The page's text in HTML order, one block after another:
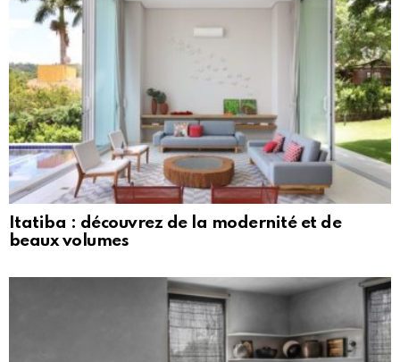
Itatiba : découvrez de la modernité et de
beaux volumes